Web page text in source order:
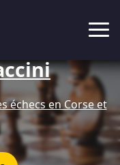
échecs en Corse et